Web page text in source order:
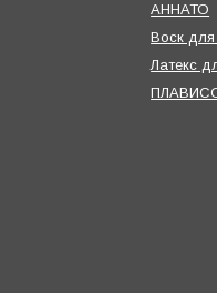
АННАТО
Воск
Латекс